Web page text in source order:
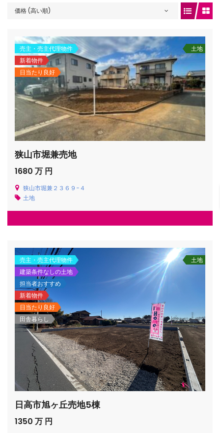
価格 (高い順)
売主・売主代理物件
新着物件
日当たり良好
土地
狭山市堀兼売地
1680 万 円
狭山市堀兼２３６９−４
土地
売主・売主代理物件
建築条件なしの土地
担当者おすすめ
新着物件
日当たり良好
田舎暮らし
土地
日高市旭ヶ丘売地5棟
1350 万 円
top-
manager/wp-
top-
manager/wp-
top-